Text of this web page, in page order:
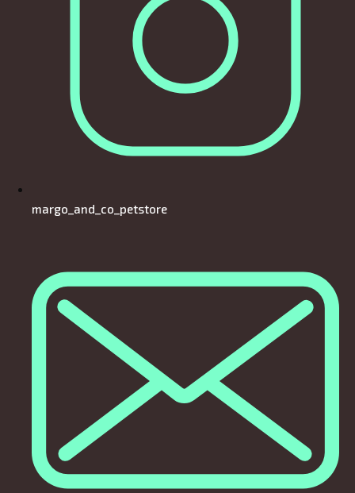
margo_and_co_petstore